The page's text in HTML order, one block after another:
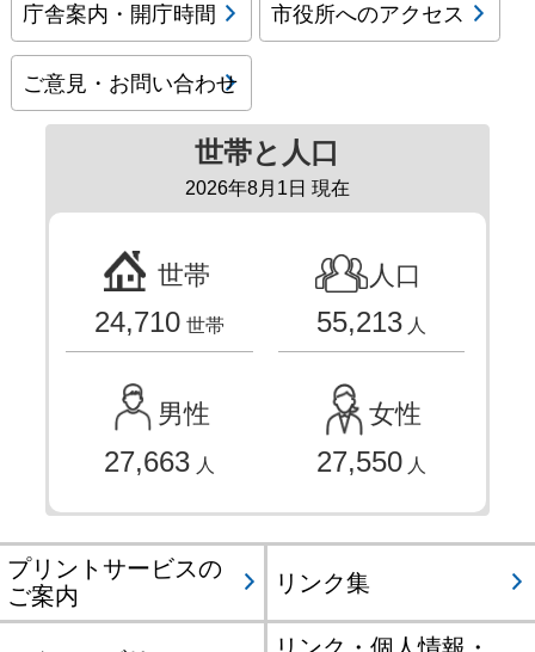
庁舎案内・開庁時間 市役所へのアクセス
ご意見・お問い合わせ
世帯と人口
2026年8月1日 現在
世帯
24,710 世帯
人口
55,213 人
男性
27,663 人
女性
27,550 人
プリントサービスの
ご案内
リンク集